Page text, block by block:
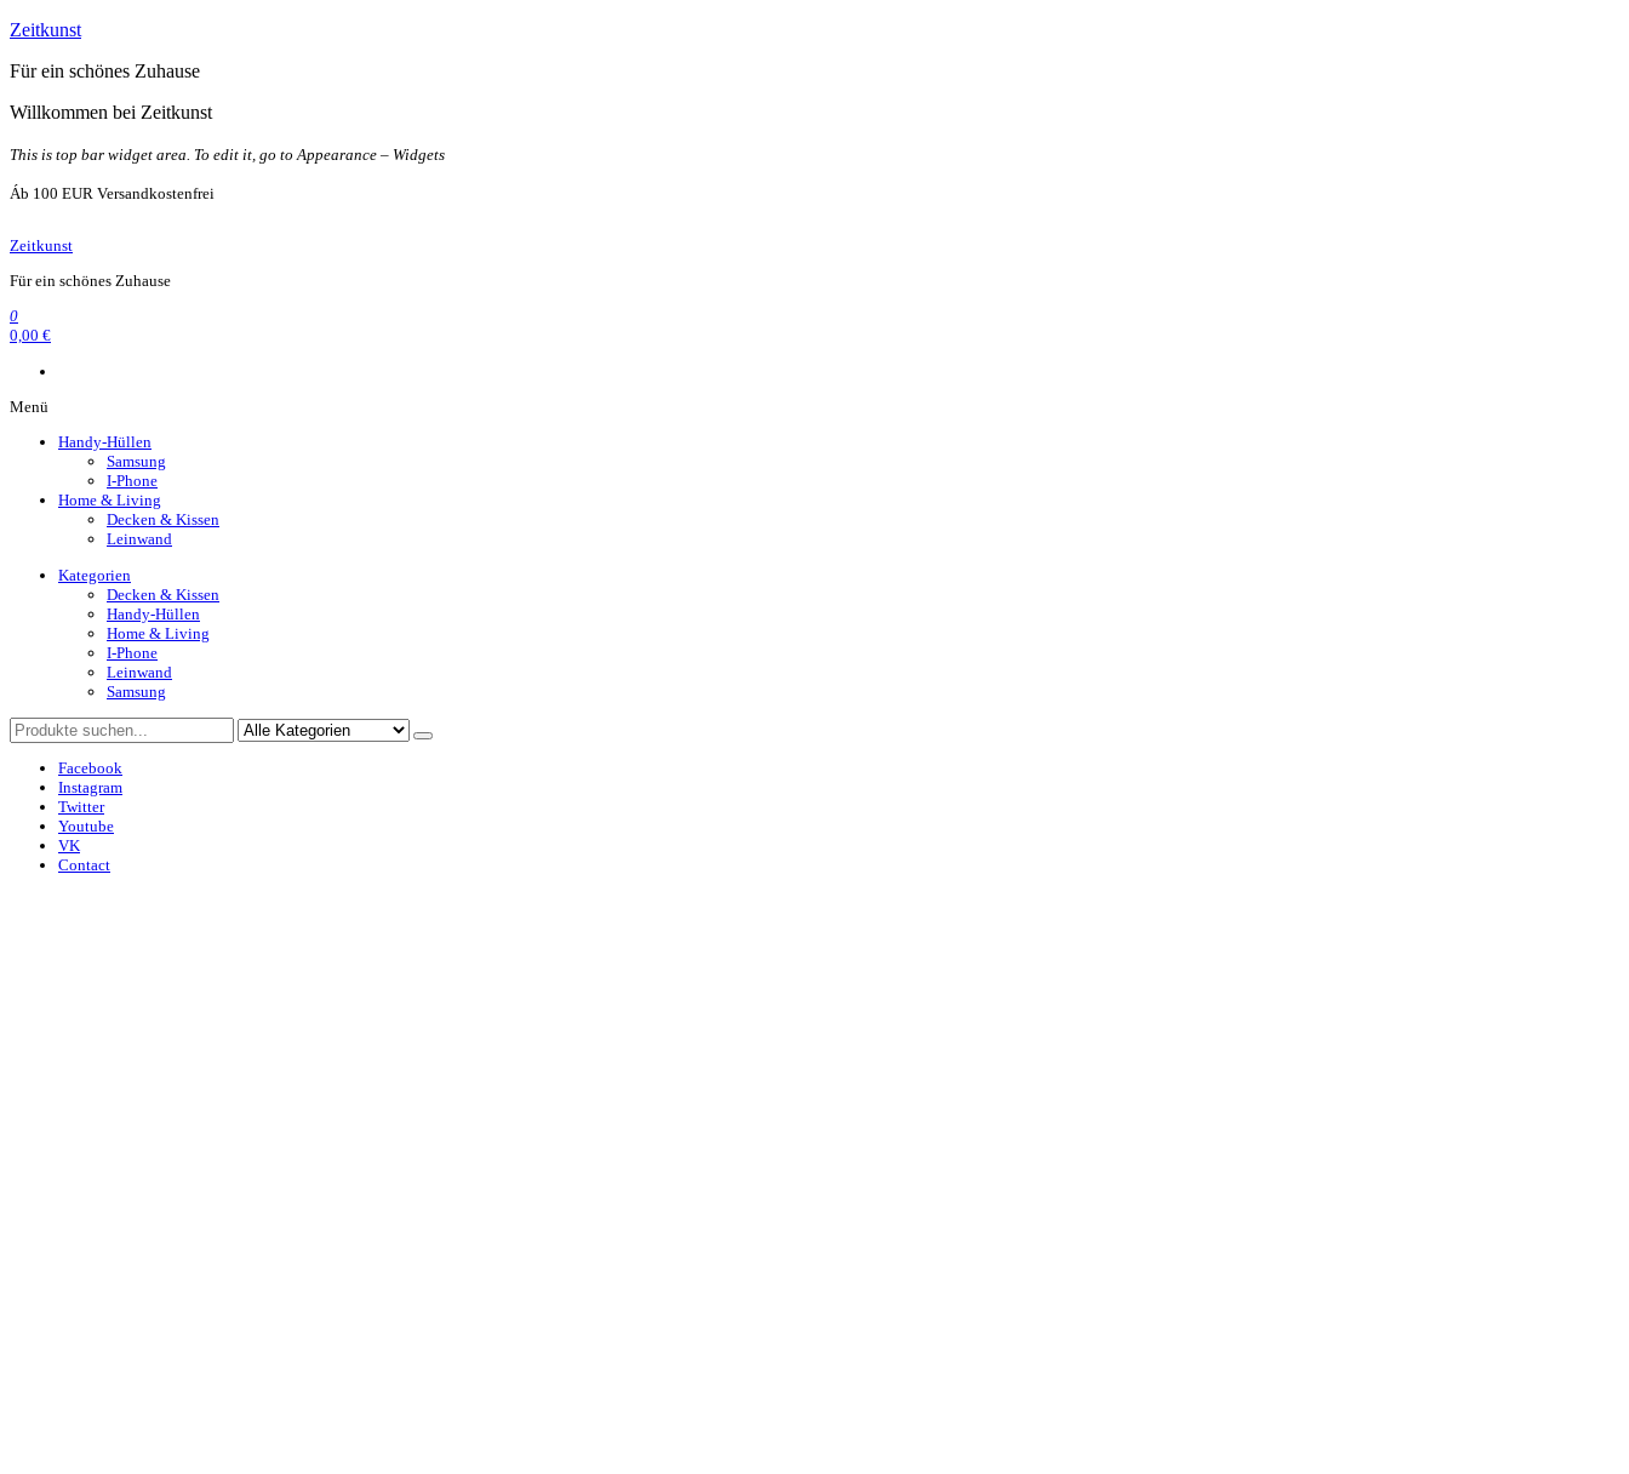
Zum
springen
Zeitkunst
Für ein schönes Zuhause
Willkommen bei Zeitkunst
This is top bar widget area. To edit it, go to Appearance – Widgets
Áb 100 EUR Versandkostenfrei
Zeitkunst
Für ein schönes Zuhause
0
0,00 €
Menü
Handy-Hüllen
Samsung
I-Phone
Home & Living
Decken & Kissen
Leinwand
Kategorien
Decken & Kissen
Handy-Hüllen
Home & Living
I-Phone
Leinwand
Samsung
Facebook
Instagram
Twitter
Youtube
VK
Contact